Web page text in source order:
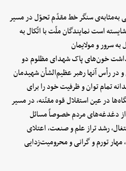
به‌مثابه‌‌ی سنگر خط مقدّم تحوّل در مسیر
است نمایندگان ملّت با اتّکال به
سرور و مولایمان
خون‌های پاک شهدای مظلوم دو
رأس آنها رهبر عظیم‌الشأن شهیدمان
تمام توان و ظرفیت خود را برای
در عین استقلال قوه مقنّنه، در مسیر
دغدغه‌های مردم خصوصاً مسائل
رشد تراز علم و صنعت، اعتلای
مهار تورم و گرانی و محرومیت‌زدایی